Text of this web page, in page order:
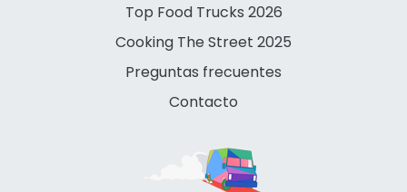
Top Food Trucks 2026
Cooking The Street 2025
Preguntas frecuentes
Contacto